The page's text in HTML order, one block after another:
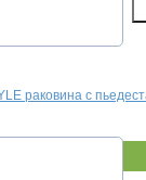
раковина с